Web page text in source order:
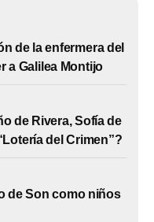
de la enfermera del
a Galilea Montijo
de Rivera, Sofía de
del Crimen”?
de Son como niños